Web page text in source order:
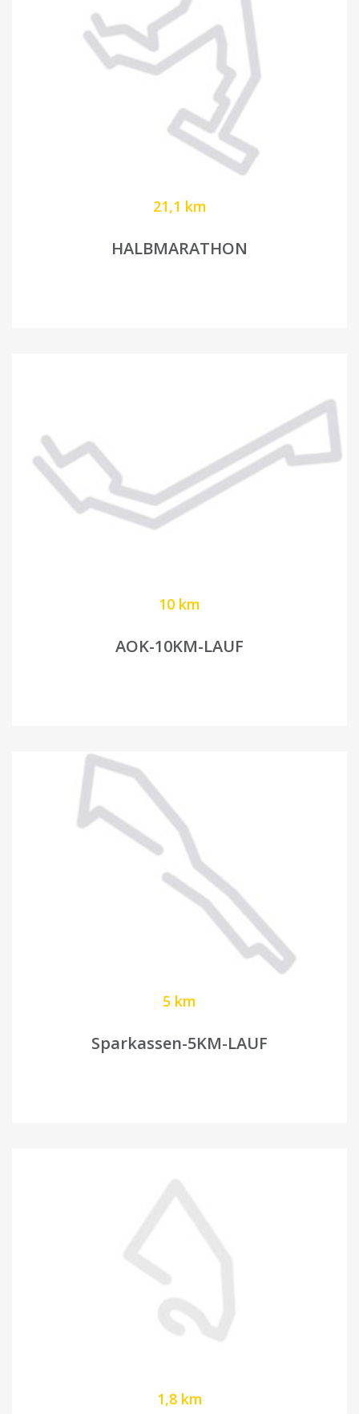
21,1 km
HALBMARATHON
10 km
AOK-10KM-LAUF
5 km
Sparkassen-5KM-LAUF
1,8 km